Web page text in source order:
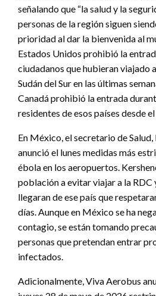
señalando que “la salud y la
personas de la región siguen
prioridad al dar la bienvenida al
Estados Unidos prohibió la
ciudadanos que hubieran viajado
Sudán del Sur en las últimas
Canadá prohibió la entrada
residentes de esos países desde
En México, el secretario de
anunció el lunes medidas más
ébola en los aeropuertos.
población a evitar viajar a la RDC
llegaran de ese país que
días. Aunque en México se ha
contagio, se están tomando
personas que pretendan entrar
infectados.
Adicionalmente, Viva Aerobus